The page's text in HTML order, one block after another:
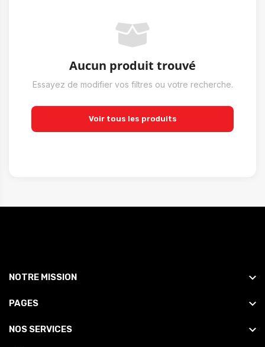
Aucun produit trouvé
Essayez de modifier vos filtres ou votre recherche.
Voir tous les produits
NOTRE MISSION
PAGES
NOS SERVICES